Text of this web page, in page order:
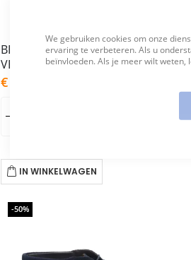
We gebruiken cookies om onze
ervaring te verbeteren. Als u
beïnvloeden. Als je meer wilt weten,
BERKELMANS
VETERBOOTS DOUGLAS SILESIA
As
low
€ 119,95
IN WINKELWAGEN
-50%